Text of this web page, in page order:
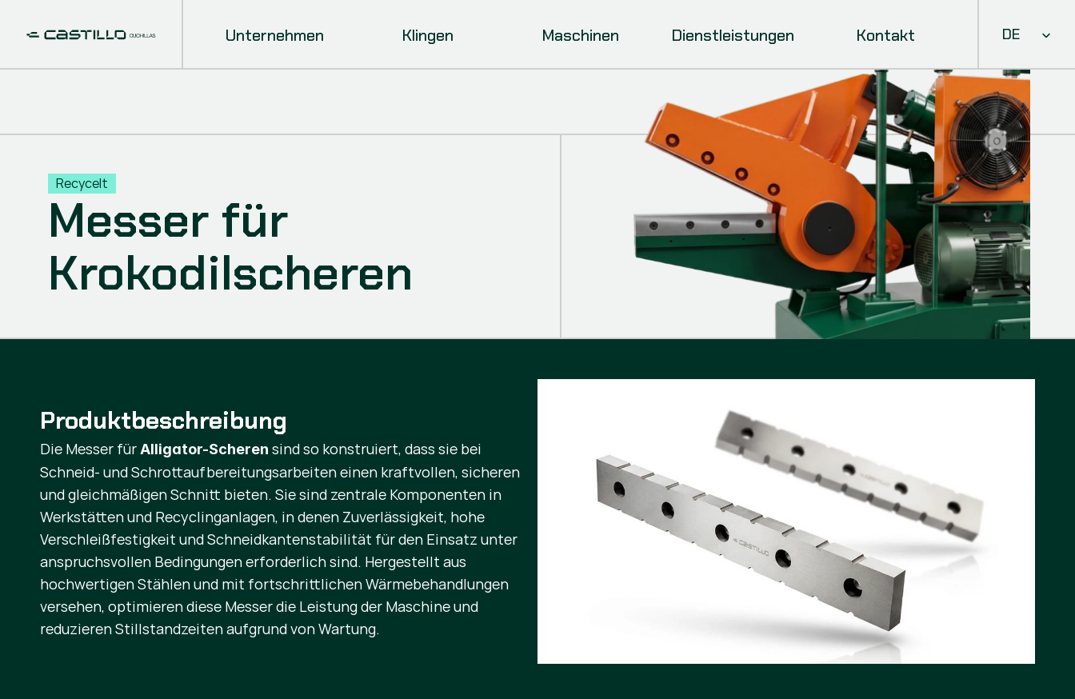
Unternehmen Klingen Maschinen Dienstleistungen Kontakt Select
DE
Recycelt
Messer für
Krokodilscheren
Produktbeschreibung
Die Messer für Alligator-Scheren sind so konstruiert, dass sie bei
Schneid- und Schrottaufbereitungsarbeiten einen kraftvollen, sicheren
und gleichmäßigen Schnitt bieten. Sie sind zentrale Komponenten in
Werkstätten und Recyclinganlagen, in denen Zuverlässigkeit, hohe
Verschleißfestigkeit und Schneidkantenstabilität für den Einsatz unter
anspruchsvollen Bedingungen erforderlich sind. Hergestellt aus
hochwertigen Stählen und mit fortschrittlichen Wärmebehandlungen
versehen, optimieren diese Messer die Leistung der Maschine und
reduzieren Stillstandzeiten aufgrund von Wartung.